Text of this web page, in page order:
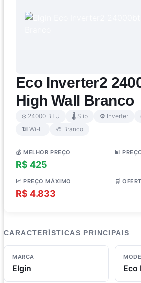
Eco Inverter2
High Wall Branco
❄️ 24000 BTU 🌡️ Slip ⚙️ Inverter
📶 Wi-Fi
🎨 Branco
💰 MELHOR PREÇO
R$ 425
📊
📈 PREÇO MÁXIMO
R$ 4.833
🛒
CARACTERÍSTICAS PRINCIPAIS
MARCA
Elgin Eco